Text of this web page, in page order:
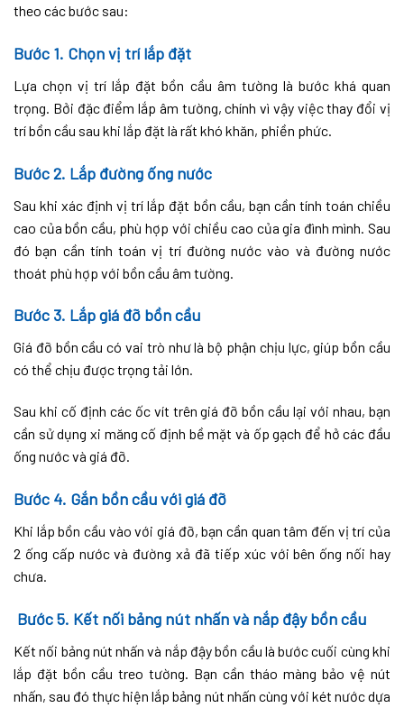
theo các bước sau:
Bước 1. Chọn vị trí lắp đặt
Lựa chọn vị trí lắp đặt bồn cầu âm tường là bước khá quan
trọng. Bởi đặc điểm lắp âm tường, chính vì vậy việc thay đổi vị
trí bồn cầu sau khi lắp đặt là rất khó khăn, phiền phức.
Bước 2. Lắp đường ống nước
Sau khi xác định vị trí lắp đặt bồn cầu, bạn cần tính toán chiều
cao của bồn cầu, phù hợp với chiều cao của gia đình mình. Sau
đó bạn cần tính toán vị trí đường nước vào và đường nước
thoát phù hợp với bồn cầu âm tường.
Bước 3. Lắp giá đỡ bồn cầu
Giá đỡ bồn cầu có vai trò như là bộ phận chịu lực, giúp bồn cầu
có thể chịu được trọng tải lớn.
Sau khi cố định các ốc vít trên giá đỡ bồn cầu lại với nhau, bạn
cần sử dụng xi măng cố định bề mặt và ốp gạch để hở các đầu
ống nước và giá đỡ.
Bước 4. Gắn bồn cầu với giá đỡ
Khi lắp bồn cầu vào với giá đỡ, bạn cần quan tâm đến vị trí của
2 ống cấp nước và đường xả đã tiếp xúc với bên ống nối hay
chưa.
Bước 5. Kết nối bảng nút nhấn và nắp đậy bồn cầu
Kết nối bảng nút nhấn và nắp đậy bồn cầu là bước cuối cùng khi
lắp đặt bồn cầu treo tường. Bạn cần tháo màng bảo vệ nút
nhấn, sau đó thực hiện lắp bảng nút nhấn cùng với két nước dựa